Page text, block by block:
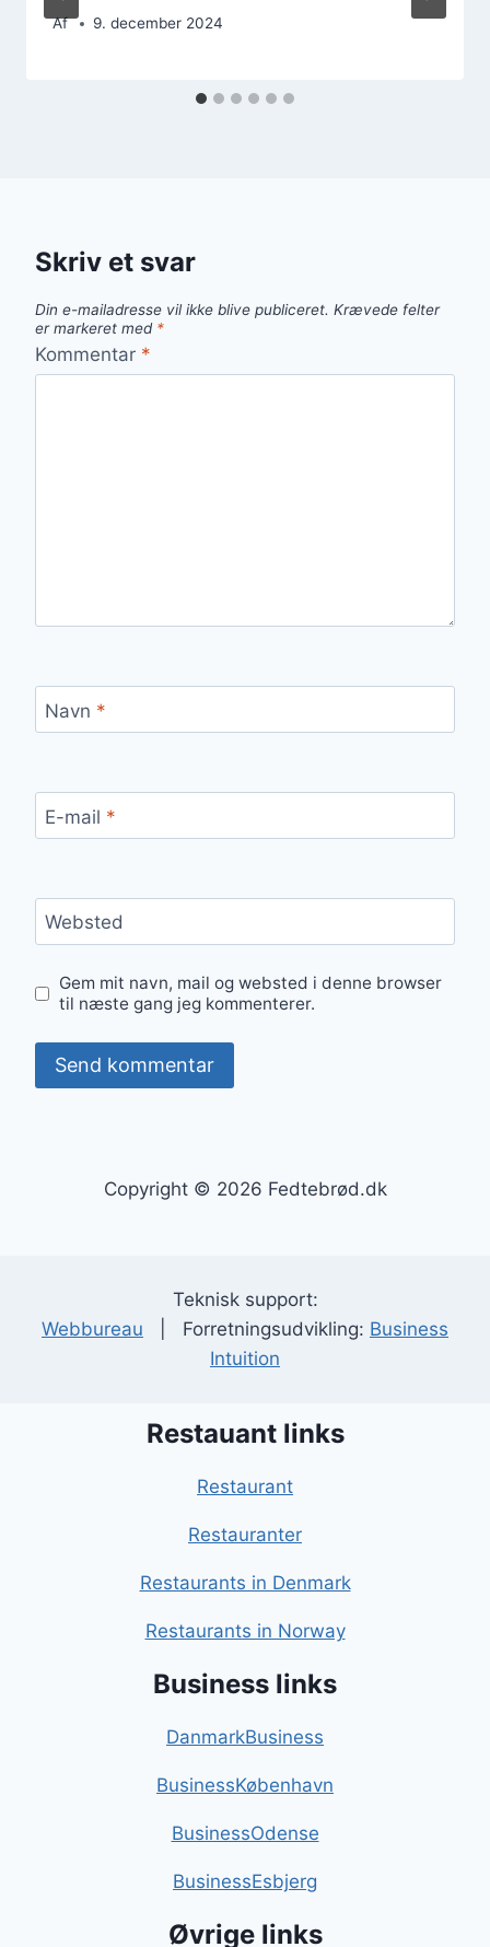
Af 9. december 2024
Skriv et svar
Din e-mailadresse vil ikke blive publiceret. Krævede felter
er markeret med *
Kommentar *
Navn *
E-mail *
Websted
Gem mit navn, mail og websted i denne browser
til næste gang jeg kommenterer.
Copyright © 2026 Fedtebrød.dk
Teknisk support:
Webbureau | Forretningsudvikling: Business
Intuition
Restauant links
Restaurant
Restauranter
Restaurants in Denmark
Restaurants in Norway
Business links
DanmarkBusiness
BusinessKøbenhavn
BusinessOdense
BusinessEsbjerg
Øvrige links